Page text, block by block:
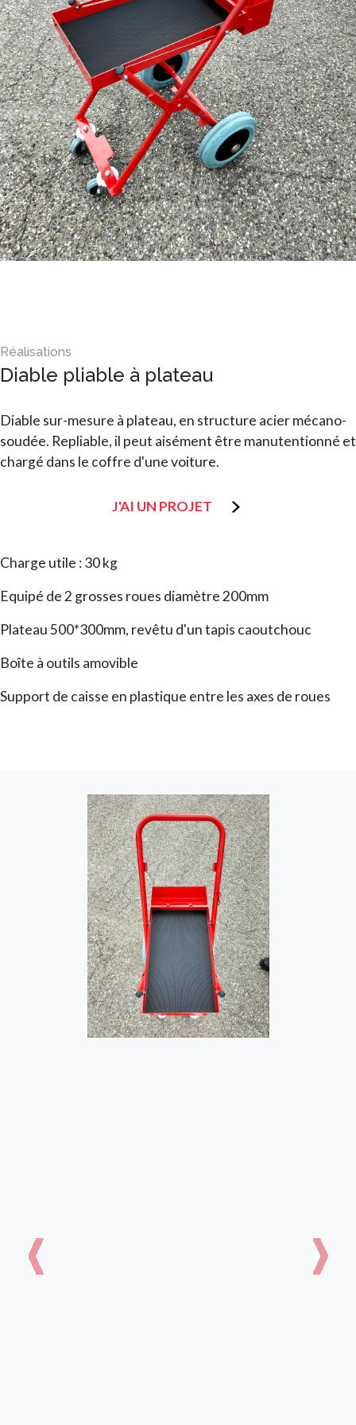
Diable pliable à plateau
Diable sur-mesure à plateau, en structure acier mécano-
soudée. Repliable, il peut aisément être manutentionné et
chargé dans le coffre d'une voiture.
J'AI UN PROJET
Charge utile : 30 kg
Equipé de 2 grosses roues diamètre 200mm
Plateau 500*300mm, revêtu d'un tapis caoutchouc
Boîte à outils amovible
Support de caisse en plastique entre les axes de roues
Image